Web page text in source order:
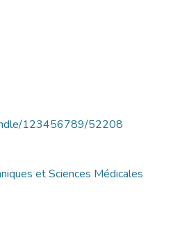
123456789/52208
et Sciences Médicales